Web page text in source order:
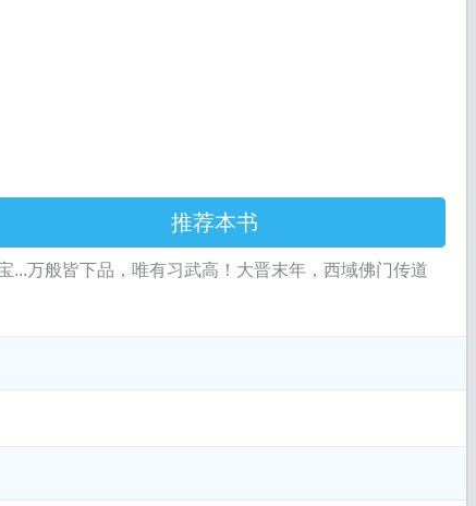
推荐本书
万般皆下品，唯有习武高！大晋末年，西域佛门传道